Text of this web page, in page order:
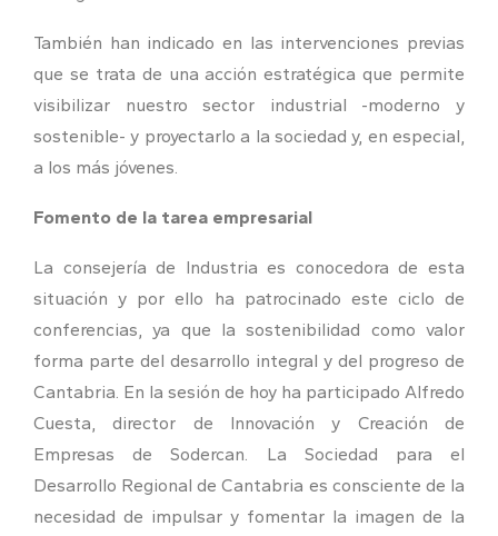
También han indicado en las intervenciones previas
que se trata de una acción estratégica que permite
visibilizar nuestro sector industrial -moderno y
sostenible- y proyectarlo a la sociedad y, en especial,
a los más jóvenes.
Fomento de la tarea empresarial
La consejería de Industria es conocedora de esta
situación y por ello ha patrocinado este ciclo de
conferencias, ya que la sostenibilidad como valor
forma parte del desarrollo integral y del progreso de
Cantabria. En la sesión de hoy ha participado Alfredo
Cuesta, director de Innovación y Creación de
Empresas de Sodercan. La Sociedad para el
Desarrollo Regional de Cantabria es consciente de la
necesidad de impulsar y fomentar la imagen de la